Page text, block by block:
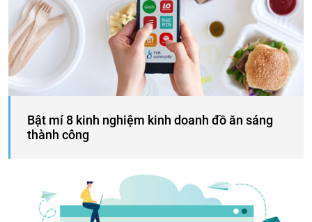
Bật mí 8 kinh nghiệm kinh doanh đồ ăn sáng
thành công